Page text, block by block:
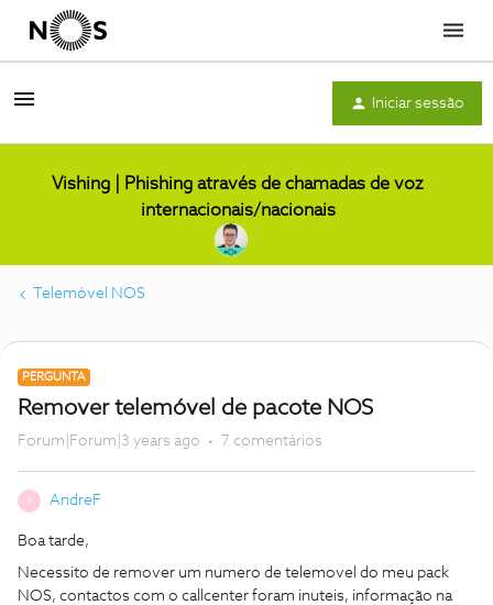
Menu
Iniciar sessão
Vishing | Phishing através de chamadas de voz
internacionais/nacionais
Telemóvel NOS
PERGUNTA
Remover telemóvel de pacote NOS
Forum|Forum|3 years ago 7 comentários
A AndreF
Boa tarde,
Necessito de remover um numero de telemovel do meu pack
NOS, contactos com o callcenter foram inuteis, informação na